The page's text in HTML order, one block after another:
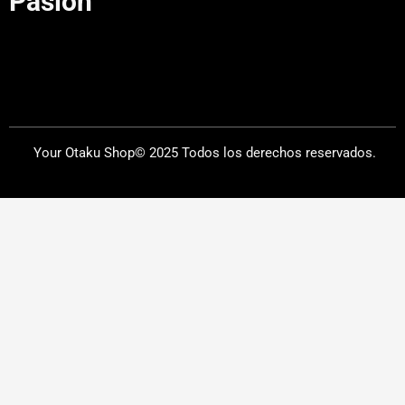
Your Otaku Shop© 2025 Todos los derechos reservados.